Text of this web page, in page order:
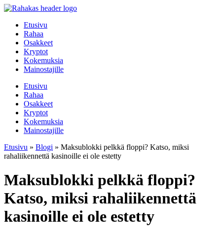
Mene
Etusivu
Rahaa
Osakkeet
Kryptot
Kokemuksia
Mainostajille
Etusivu
Rahaa
Osakkeet
Kryptot
Kokemuksia
Mainostajille
Etusivu » Blogi » Maksublokki pelkkä floppi? Katso, miksi
rahaliikennettä kasinoille ei ole estetty
Maksublokki pelkkä floppi?
Katso, miksi rahaliikennettä
kasinoille ei ole estetty